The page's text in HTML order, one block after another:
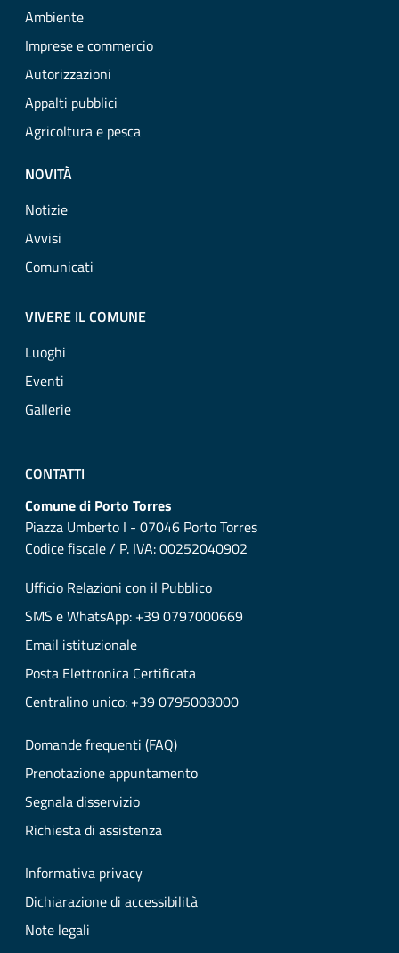
Ambiente
Imprese e commercio
Autorizzazioni
Appalti pubblici
Agricoltura e pesca
NOVITÀ
Notizie
Avvisi
Comunicati
VIVERE IL COMUNE
Luoghi
Eventi
Gallerie
CONTATTI
Comune di Porto Torres
Piazza Umberto I - 07046 Porto Torres
Codice fiscale / P. IVA: 00252040902
Ufficio Relazioni con il Pubblico
SMS e WhatsApp: +39 0797000669
Email istituzionale
Posta Elettronica Certificata
Centralino unico: +39 0795008000
Domande frequenti (FAQ)
Prenotazione appuntamento
Segnala disservizio
Richiesta di assistenza
Informativa privacy
Dichiarazione di accessibilità
Note legali